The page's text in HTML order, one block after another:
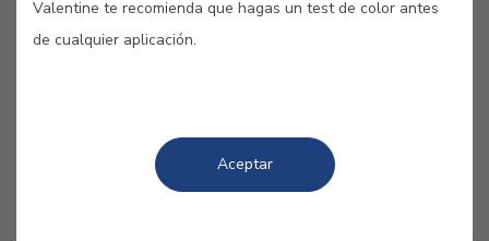
Adéntrate en tus sueños más profundos con estas
Valentine te recomienda que hagas un test de color antes
de cualquier aplicación.
Aceptar